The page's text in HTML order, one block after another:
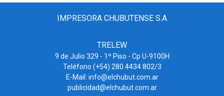
IMPRESORA CHUBUTENSE S.A
TRELEW
9 de Julio 329 - 1º Piso - Cp U-9100H
Teléfono (+54) 280 4434 802/3
E-Mail: info@elchubut.com.ar
publicidad@elchubut.com.ar